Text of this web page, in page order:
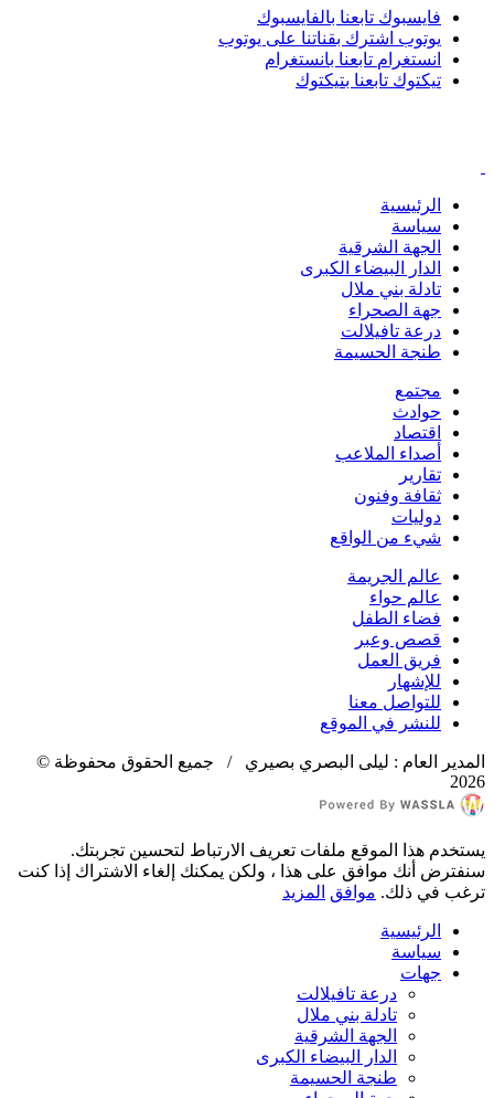
فايسبوك تابعنا بالفايسبوك
يوتوب اشترك بقناتنا على يوتوب
انستغرام تابعنا بانستغرام
تيكتوك تابعنا بتيكتوك
الرئيسية
سياسة
الجهة الشرقية
الدار البيضاء الكبرى
تادلة بني ملال
جهة الصحراء
درعة تافيلالت
طنجة الحسيمة
مجتمع
حوادث
اقتصاد
أصداء الملاعب
تقارير
ثقافة وفنون
دوليات
شيء من الواقع
عالم الجريمة
عالم حواء
فضاء الطفل
قصص وعبر
فريق العمل
للإشهار
للتواصل معنا
للنشر في الموقع
المدير العام : ليلى البصري بصيري / جميع الحقوق محفوظة ©
2026
يستخدم هذا الموقع ملفات تعريف الارتباط لتحسين تجربتك.
سنفترض أنك موافق على هذا ، ولكن يمكنك إلغاء الاشتراك إذا كنت
ترغب في ذلك. موافق المزيد
الرئيسية
سياسة
جهات
درعة تافيلالت
تادلة بني ملال
الجهة الشرقية
الدار البيضاء الكبرى
طنجة الحسيمة